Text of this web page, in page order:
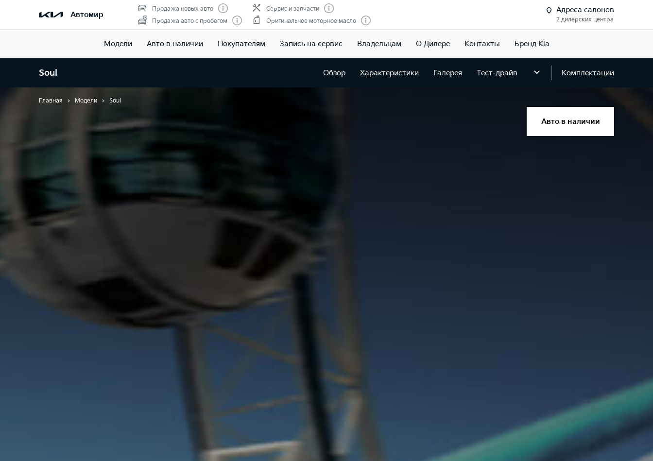
Автомир
Продажа новых авто
Продажа авто с пробегом
Сервис и запчасти
Оригинальное моторное масло
Адреса салонов
2 дилерских центра
Модели Авто в наличии Покупателям Запись на сервис Владельцам О Дилере Контакты Бренд Kia
Soul Обзор Характеристики Галерея Тест-драйв Комплектации
Главная Модели Soul
Авто в наличии